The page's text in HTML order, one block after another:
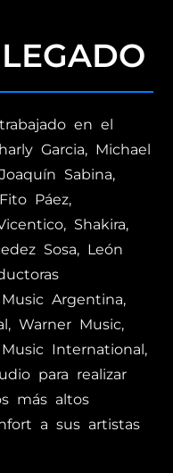
en el
Garcia, Michael
Sabina,
Páez,
Shakira,
Sosa, León
Argentina,
Warner Music,
International,
para realizar
más altos
a sus artistas